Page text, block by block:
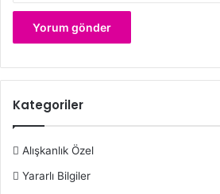
Kategoriler
Alışkanlık Özel
Yararlı Bilgiler